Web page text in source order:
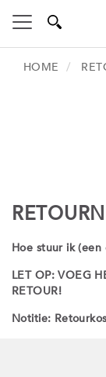
Toggle
HOME
Hoe stuur ik
LET OP: VOEG
RETOUR!
Notitie: